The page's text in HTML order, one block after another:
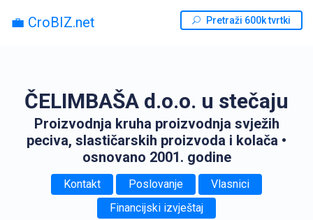
💼 CroBIZ.net Pretraži 600k tvrtki
ČELIMBAŠA d.o.o. u stečaju
Proizvodnja kruha proizvodnja svježih
peciva, slastičarskih proizvoda i kolača •
osnovano 2001. godine
Kontakt Poslovanje
Vlasnici
Financijski izvještaj